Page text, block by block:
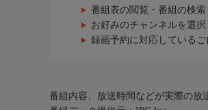
番組表の閲覧・番組の検
お好みのチャンネルを選
録画予約に対応している
番組内容、放送時間などが実際の放